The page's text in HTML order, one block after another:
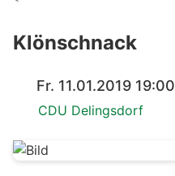
Klönschnack
Fr. 11.01.2019 19:00
CDU Delingsdorf